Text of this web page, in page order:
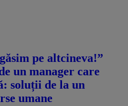
pe altcineva!”
un manager care
soluții de la un
umane